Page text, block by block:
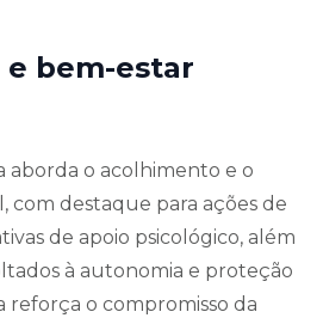
bem-estar
aborda o acolhimento e o
com destaque para ações de
de apoio psicológico, além
à autonomia e proteção
reforça o compromisso da